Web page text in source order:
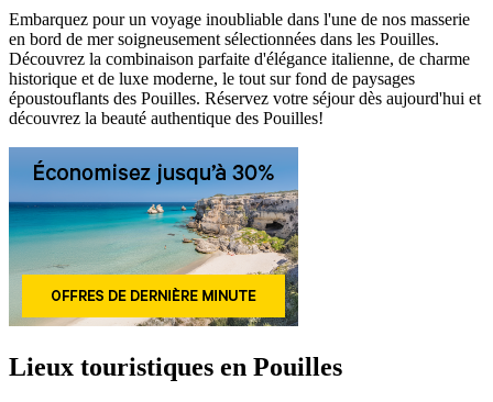
Embarquez pour un voyage inoubliable dans l'une de nos masserie
en bord de mer soigneusement sélectionnées dans les Pouilles.
Découvrez la combinaison parfaite d'élégance italienne, de charme
historique et de luxe moderne, le tout sur fond de paysages
époustouflants des Pouilles. Réservez votre séjour dès aujourd'hui et
découvrez la beauté authentique des Pouilles!
Lieux touristiques en Pouilles